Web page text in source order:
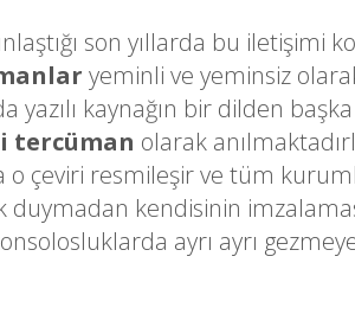
son yıllarda bu iletişimi
yeminli ve yeminsiz
yazılı kaynağın bir dilden
tercüman olarak
o çeviri resmileşir ve tüm
duymadan kendisinin
ayrı ayrı